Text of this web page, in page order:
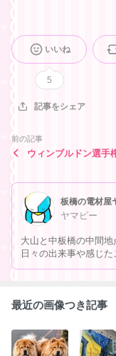
いいね
5
記事をシェア
前の記事
ウィンブルドン選手
板橋の電材屋
ヤマピー
大山と中板橋の中間
日々の出来事や感じ
最近の画像つき記事